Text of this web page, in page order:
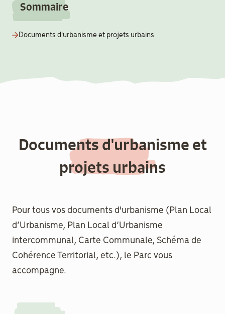
aider
Agenda
Recrutement
Documenthèque
Recherche
Sommaire
Documents d'urbanisme et projets urbains
Documents d'urbanisme et
projets urbains
Pour tous vos documents d'urbanisme (Plan Local
d’Urbanisme, Plan Local d’Urbanisme
intercommunal, Carte Communale, Schéma de
Cohérence Territorial, etc.), le Parc vous
accompagne.